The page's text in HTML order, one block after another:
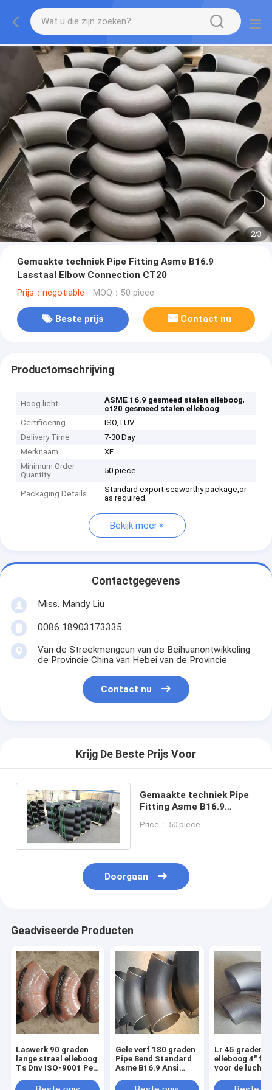
2/3
Gemaakte techniek Pipe Fitting Asme B16.9
Lasstaal Elbow Connection CT20
Prijs：negotiable MOQ：50 piece
Beste prijs Contact nu
Productomschrijving
Hoog licht ASME 16.9 gesmeed stalen elleboog,
ct20 gesmeed stalen elleboog
Certificering
ISO,TUV
Delivery Time
7-30 Day
Merknaam
XF
Minimum Order
Quantity
50 piece
Packaging Details
Standard export seaworthy package,or
as required
Bekijk meer
Contactgegevens
Miss. Mandy Liu
0086 18903173335
Van de Streekmengcun van de Beihuanontwikkeling
de Provincie China van Hebei van de Provincie
Contact nu
Krijg De Beste Prijs Voor
Gemaakte techniek Pipe
Fitting Asme B16.9
Connection CT20
Price： 50 piece
Doorgaan
Geadviseerde Producten
Laswerk 90 graden
lange straal elleboog
Ts Dnv ISO-9001 Ped
Gele verf 180 graden
Pipe Bend Standard
Asme B16.9 Ansi
Lr 45 graden
elleboog 4"
voor de